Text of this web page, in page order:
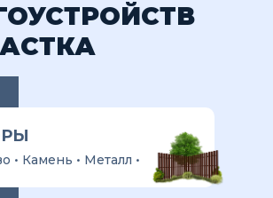
• Камень • Металл •